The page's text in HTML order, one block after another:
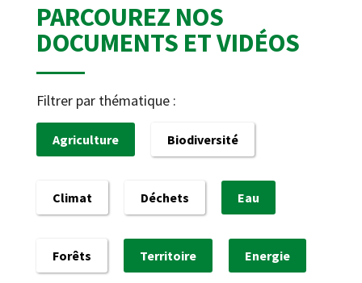
PARCOUREZ NOS
DOCUMENTS ET VIDÉOS
Filtrer par thématique :
Agriculture Biodiversité
Climat Déchets Eau
Forêts Territoire Energie